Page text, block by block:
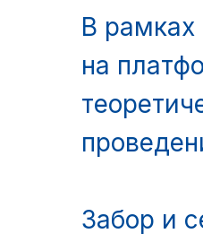
В рамках
на
Забор и